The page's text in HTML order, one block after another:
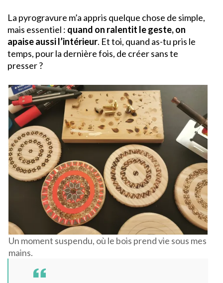
La pyrogravure m’a appris quelque chose de simple,
mais essentiel : quand on ralentit le geste, on
apaise aussi l’intérieur. Et toi, quand as-tu pris le
temps, pour la dernière fois, de créer sans te
presser ?
Un moment suspendu, où le bois prend vie sous mes
mains.